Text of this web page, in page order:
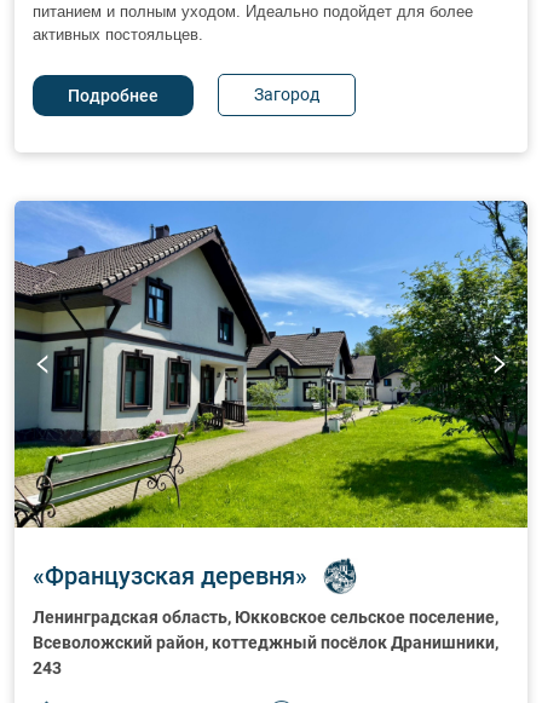
питанием и полным уходом. Идеально подойдет для более
активных постояльцев.
Подробнее Загород
«Французская деревня»
Ленинградская область, Юкковское сельское поселение,
Всеволожский район, коттеджный посёлок Дранишники,
243